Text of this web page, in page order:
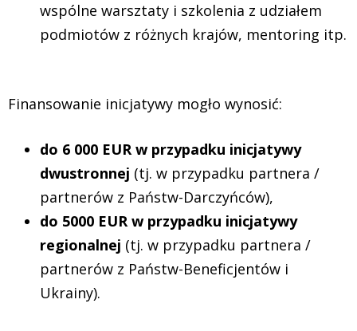
wspólne warsztaty i szkolenia z udziałem
podmiotów z różnych krajów, mentoring itp.
Finansowanie inicjatywy mogło wynosić:
do 6 000 EUR w przypadku inicjatywy
dwustronnej (tj. w przypadku partnera /
partnerów z Państw-Darczyńców),
do 5000 EUR w przypadku inicjatywy
regionalnej (tj. w przypadku partnera /
partnerów z Państw-Beneficjentów i
Ukrainy).